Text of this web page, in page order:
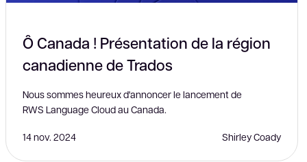
Ô Canada ! Présentation de la région
canadienne de Trados
Nous sommes heureux d'annoncer le lancement de
RWS Language Cloud au Canada.
14 nov. 2024 Shirley Coady